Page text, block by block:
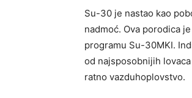
Su-30 je nastao kao
nadmoć. Ova porodica
programu Su-30MKI.
od najsposobnijih
ratno vazduhoplovstvo.